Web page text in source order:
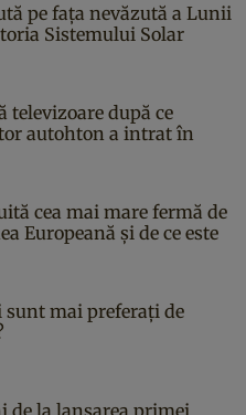
pe fața nevăzută a Lunii
Sistemului Solar
televizoare după ce
autohton a intrat în
cea mai mare fermă de
Europeană și de ce este
sunt mai preferați de
de la lansarea primei